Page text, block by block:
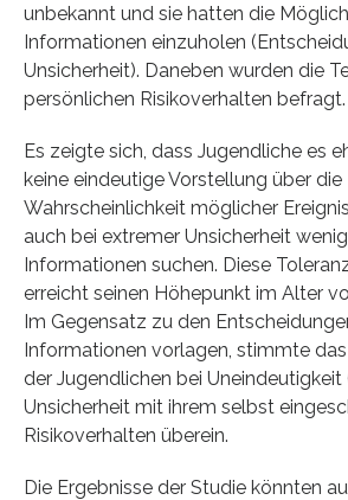
unbekannt und sie hatten die
Informationen einzuholen
Unsicherheit). Daneben wurden die
persönlichen Risikoverhalten befragt.
Es zeigte sich, dass Jugendliche es
keine eindeutige Vorstellung über die
Wahrscheinlichkeit möglicher
auch bei extremer Unsicherheit
Informationen suchen. Diese
erreicht seinen Höhepunkt im Alter
Im Gegensatz zu den
Informationen vorlagen, stimmte
der Jugendlichen bei
Unsicherheit mit ihrem selbst
Risikoverhalten überein.
Die Ergebnisse der Studie könnten